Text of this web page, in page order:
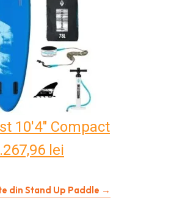
10'4" Compact
lei
este:
din Stand Up Paddle →